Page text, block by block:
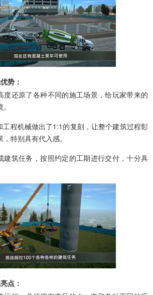
势：
度还原了各种不同的施工场景，给玩家带来的
程机械做出了1:1的复刻，让整个建筑过程彰
特别具有代入感。
建筑任务，按照约定的工期进行交付，十分具
点：